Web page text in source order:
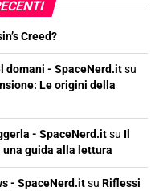
Creed?
domani - SpaceNerd.itsu
Le origini della
- SpaceNerd.itsu Il
una guida alla lettura
- SpaceNerd.itsu Riflessi